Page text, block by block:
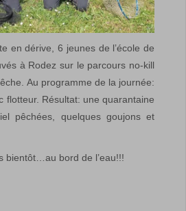
en dérive, 6 jeunes de l’école de
à Rodez sur le parcours no-kill
Au programme de la journée:
flotteur. Résultat: une quarantaine
pêchées, quelques goujons et
bientôt…au bord de l’eau!!!